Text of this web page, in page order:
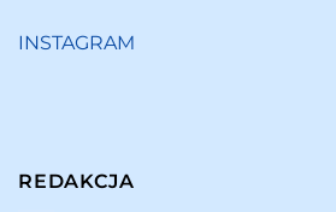
INSTAGRAM
REDAKCJA